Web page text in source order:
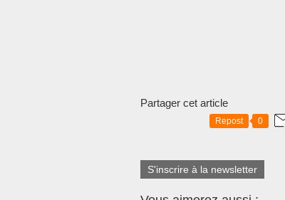
Partager cet article
Repost 0
S'inscrire à la newsletter